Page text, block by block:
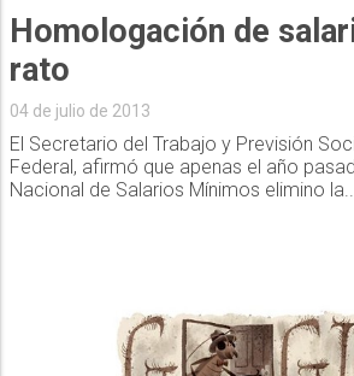
Homologación de
04 de julio de 2013
El Secretario del Trabajo y Previsión
Federal, afirmó que apenas el año
Nacional de Salarios Mínimos elimino la...